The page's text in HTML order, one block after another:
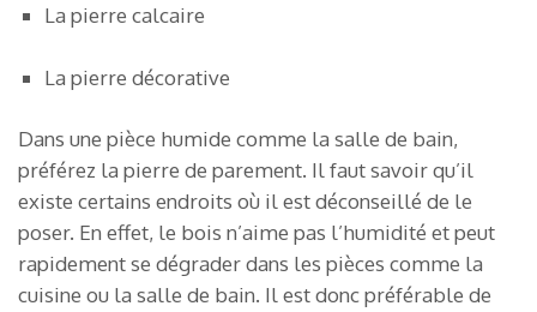
La pierre calcaire
La pierre décorative
Dans une pièce humide comme la salle de bain,
préférez la pierre de parement. Il faut savoir qu’il
existe certains endroits où il est déconseillé de le
poser. En effet, le bois n’aime pas l’humidité et peut
rapidement se dégrader dans les pièces comme la
cuisine ou la salle de bain. Il est donc préférable de